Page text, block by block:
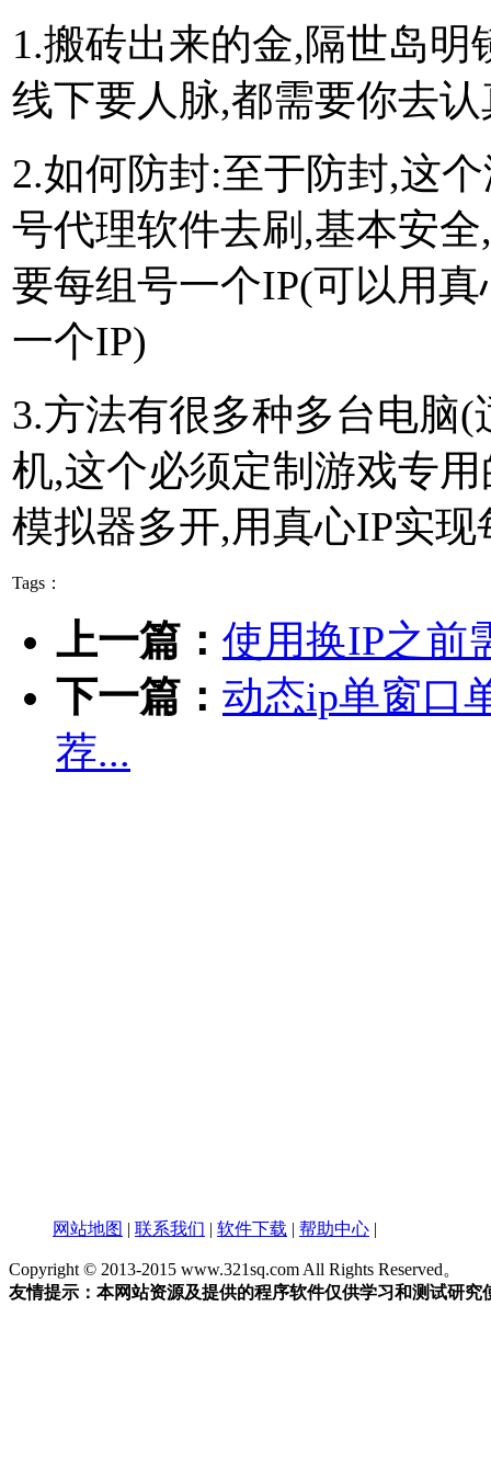
1.搬砖出来的金,隔世岛
线下要人脉,都需要你去
2.如何防封:至于防封,这
号代理软件去刷,基本安
要每组号一个IP(可以用
一个IP)
3.方法有很多种多台电脑
机,这个必须定制游戏专
模拟器多开,用真心IP实
Tags：
上一篇： 使用换IP之前
下一篇： 动态ip单窗口
荐...
网站地图 | 联系我们 | 软件下载 | 帮助中心 |
Copyright © 2013-2015 www.321sq.com All Rights Reserved。
友情提示：本网站资源及提供的程序软件仅供学习和测试研